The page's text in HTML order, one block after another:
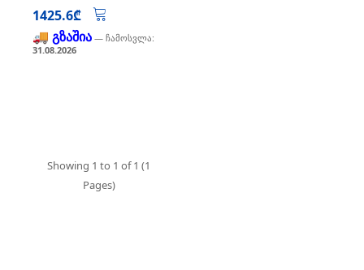
1425.6₾
🚚 გზაშია — ჩამოსვლა:
31.08.2026
Showing 1 to 1 of 1 (1
Pages)